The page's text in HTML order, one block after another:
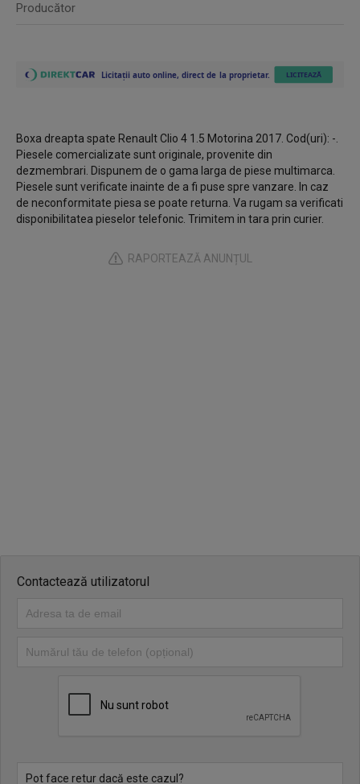
Producător
Boxa dreapta spate Renault Clio 4 1.5 Motorina 2017. Cod(uri): -.
Piesele comercializate sunt originale, provenite din
dezmembrari. Dispunem de o gama larga de piese multimarca.
Piesele sunt verificate inainte de a fi puse spre vanzare. In caz
de neconformitate piesa se poate returna. Va rugam sa verificati
disponibilitatea pieselor telefonic. Trimitem in tara prin curier.
RAPORTEAZĂ ANUNȚUL
Contactează utilizatorul